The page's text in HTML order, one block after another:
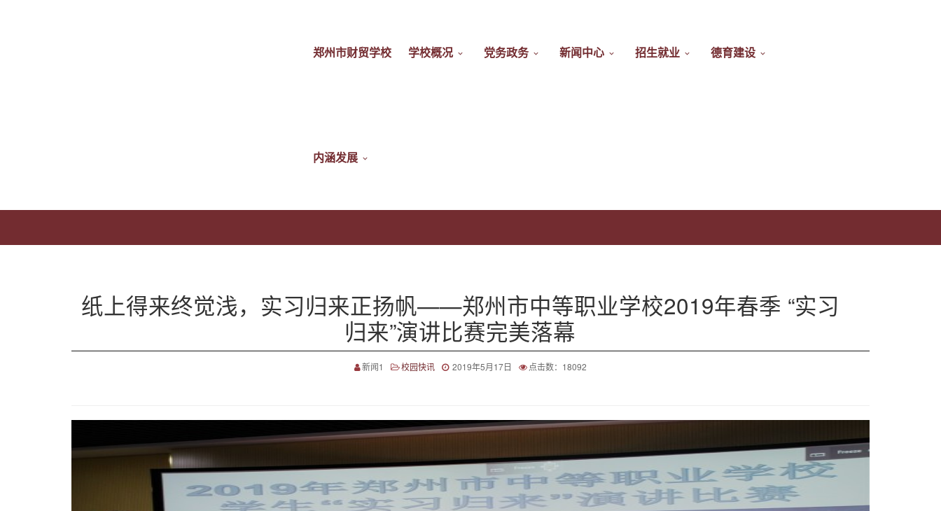
郑州市财贸学校 学校概况 党务政务 新闻中心 招生就业 德育建设
内涵发展
纸上得来终觉浅，实习归来正扬帆——郑州市中等职业学校2019年春季 “实习
归来”演讲比赛完美落幕
新闻1 校园快讯 2019年5月17日 点击数：18092